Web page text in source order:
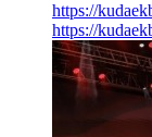
https://
https://